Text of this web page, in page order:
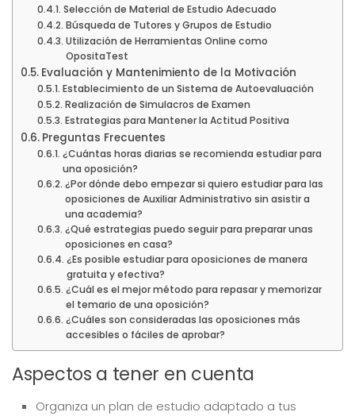
Selección de Material de Estudio Adecuado
Búsqueda de Tutores y Grupos de Estudio
Utilización de Herramientas Online como
OpositaTest
Evaluación y Mantenimiento de la Motivación
Establecimiento de un Sistema de Autoevaluación
Realización de Simulacros de Examen
Estrategias para Mantener la Actitud Positiva
Preguntas Frecuentes
¿Cuántas horas diarias se recomienda estudiar para
una oposición?
¿Por dónde debo empezar si quiero estudiar para las
oposiciones de Auxiliar Administrativo sin asistir a
una academia?
¿Qué estrategias puedo seguir para preparar unas
oposiciones en casa?
¿Es posible estudiar para oposiciones de manera
gratuita y efectiva?
¿Cuál es el mejor método para repasar y memorizar
el temario de una oposición?
¿Cuáles son consideradas las oposiciones más
accesibles o fáciles de aprobar?
Aspectos a tener en cuenta
Organiza un plan de estudio adaptado a tus